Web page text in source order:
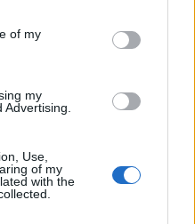
of my
my
Use,
of my
with the